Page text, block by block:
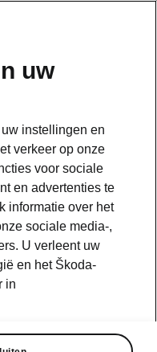
uw
instellingen en
verkeer op onze
voor sociale
en advertenties te
informatie over het
sociale media-,
U verleent uw
en het Škoda-
in